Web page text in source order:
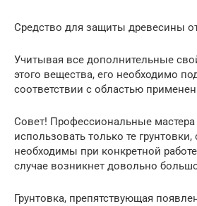
Средство для защиты древесины
Учитывая все дополнительные
этого вещества, его необходимо
соответствии с областью
Совет! Профессиональные
использовать только те
необходимы при конкретной
случае возникнет довольно
Грунтовка, препятствующая